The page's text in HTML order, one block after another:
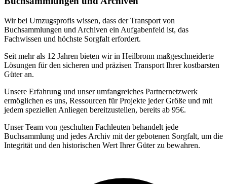
Wir bei Umzugsprofis wissen, dass der Transport von
Buchsammlungen und Archiven ein Aufgabenfeld ist, das
Fachwissen und höchste Sorgfalt erfordert.
Seit mehr als 12 Jahren bieten wir in Heilbronn maßgeschneiderte
Lösungen für den sicheren und präzisen Transport Ihrer kostbarsten
Güter an.
Unsere Erfahrung und unser umfangreiches Partnernetzwerk
ermöglichen es uns, Ressourcen für Projekte jeder Größe und mit
jedem speziellen Anliegen bereitzustellen, bereits ab 95€.
Unser Team von geschulten Fachleuten behandelt jede
Buchsammlung und jedes Archiv mit der gebotenen Sorgfalt, um die
Integrität und den historischen Wert Ihrer Güter zu bewahren.